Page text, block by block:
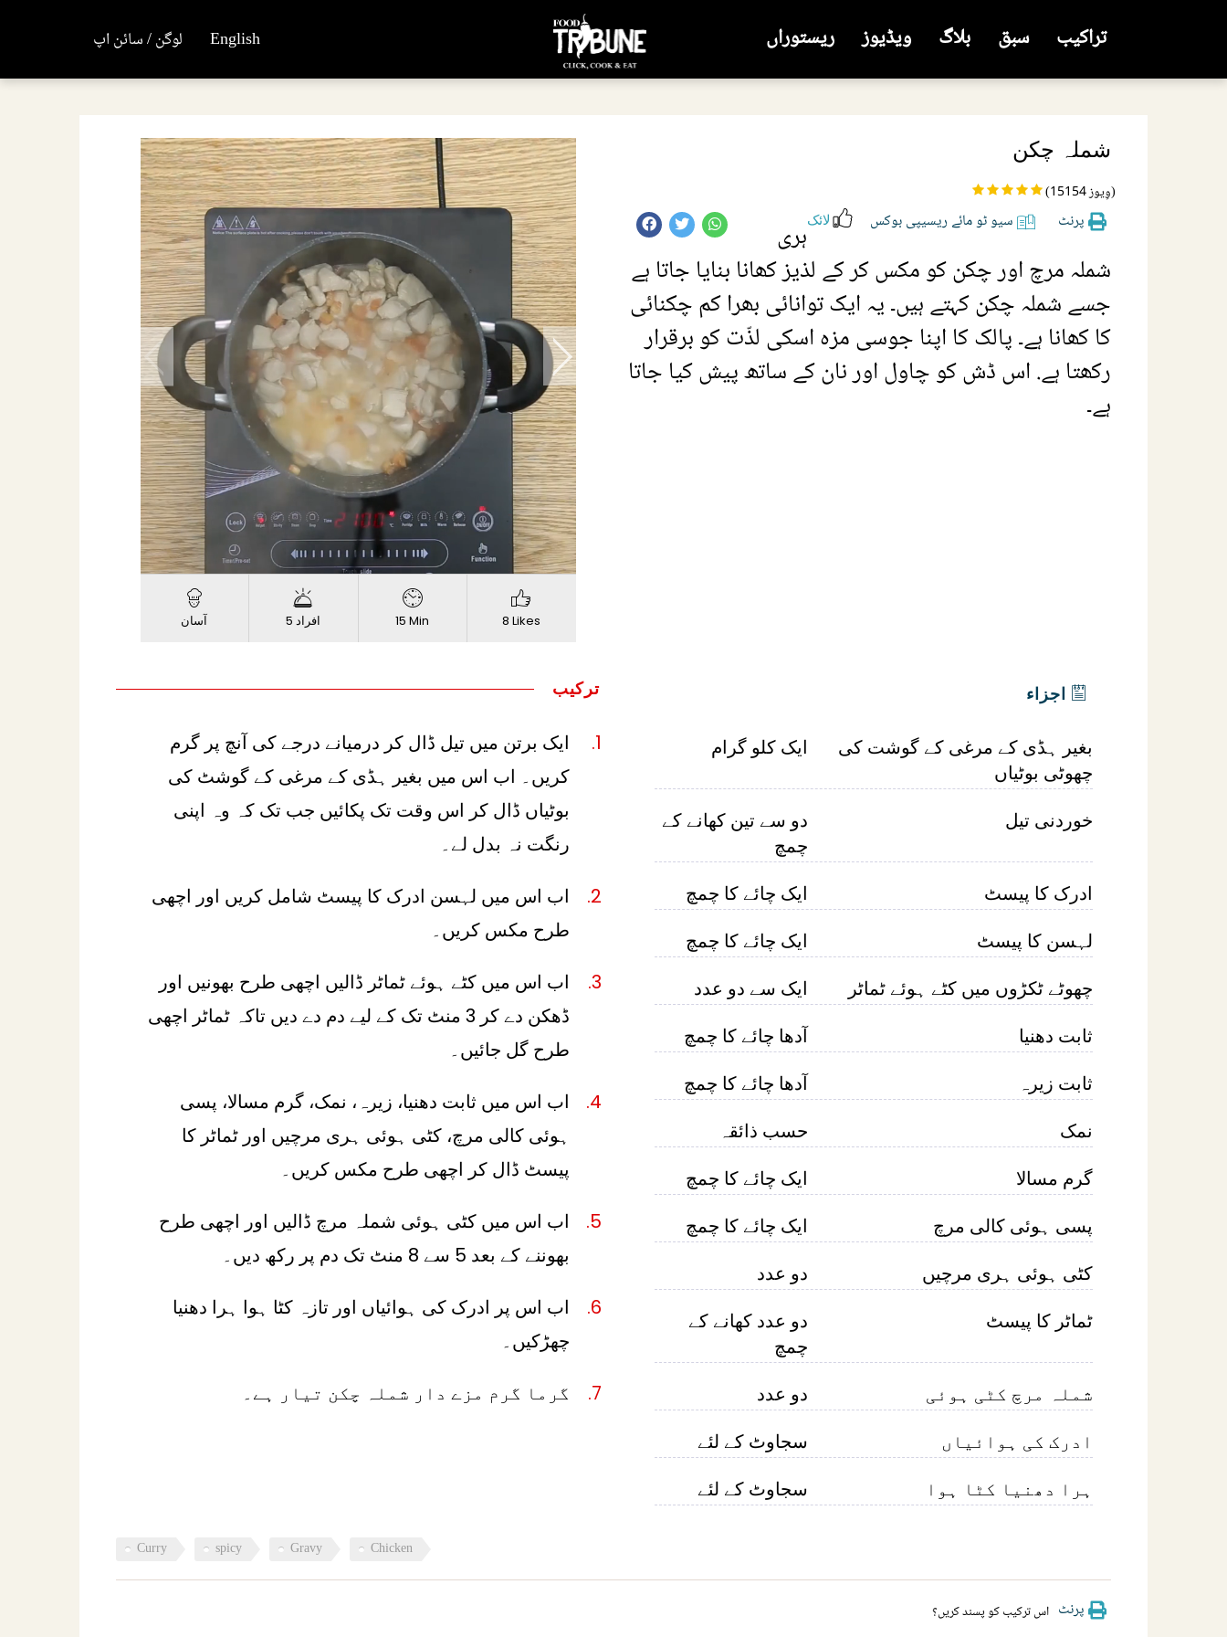
تراکیب سبق بلاگ ویڈیوز ریستوراں English لوگن / سائن اپ
شملہ چکن
(15154 وِیوز)
پرنٹ سیو ٹو مائے ریسیپی بوکس لائکہری
شملہ مرچ اور چکن کو مکس کر کے لذیز کھانا بنایا جاتا ہے
جسے شملہ چکن کہتے ہیں۔ یہ ایک توانائی بھرا کم چکنائی
کا کھانا ہے۔ پالک کا اپنا جوسی مزہ اسکی لذّت کو برقرار
رکھتا ہے. اس ڈش کو چاول اور نان کے ساتھ پیش کیا جاتا
ہے۔
Unmute Loaded:
0%
Progress:
0% Quality
720p
آسان 5 افراد 15 Min 8 Likes
اجزاء
بغیر ہڈی کے مرغی کے گوشت کی
چھوٹی بوٹیاں
ایک کلو گرام
خوردنی تیل
دو سے تین کھانے کے
چمچ
ادرک کا پیسٹ
ایک چائے کا چمچ
لہسن کا پیسٹ
ایک چائے کا چمچ
چھوٹے ٹکڑوں میں کٹے ہوئے ٹماٹر
ایک سے دو عدد
ثابت دھنیا
آدھا چائے کا چمچ
ثابت زیرہ
آدھا چائے کا چمچ
نمک
حسب ذائقہ
گرم مسالا
ایک چائے کا چمچ
پسی ہوئی کالی مرچ
ایک چائے کا چمچ
کٹی ہوئی ہری مرچیں
دو عدد
ٹماٹر کا پیسٹ
دو عدد کھانے کے
چمچ
شملہ مرچ کٹی ہوئی
دو عدد
ادرک کی ہوائیاں
سجاوٹ کے لئے
ہرا دھنیا کٹا ہوا
سجاوٹ کے لئے
ترکیب
ایک برتن میں تیل ڈال کر درمیانے درجے کی آنچ پر گرم
کریں۔ اب اس میں بغیر ہڈی کے مرغی کے گوشٹ کی
بوٹیاں ڈال کر اس وقت تک پکائیں جب تک کہ وہ اپنی
رنگت نہ بدل لے۔
اب اس میں لہسن ادرک کا پیسٹ شامل کریں اور اچھی
طرح مکس کریں۔
اب اس میں کٹے ہوئے ٹماٹر ڈالیں اچھی طرح بھونیں اور
ڈھکن دے کر 3 منٹ تک کے لیے دم دے دیں تاکہ ٹماٹر اچھی
طرح گل جائیں۔
اب اس میں ثابت دھنیا، زیرہ، نمک، گرم مسالا، پسی
ہوئی کالی مرچ، کٹی ہوئی ہری مرچیں اور ٹماٹر کا
پیسٹ ڈال کر اچھی طرح مکس کریں۔
اب اس میں کٹی ہوئی شملہ مرچ ڈالیں اور اچھی طرح
بھوننے کے بعد 5 سے 8 منٹ تک دم پر رکھ دیں۔
اب اس پر ادرک کی ہوائیاں اور تازہ کٹا ہوا ہرا دھنیا
چھڑکیں۔
گرما گرم مزے دار شملہ چکن تیار ہے۔
Curry spicy Gravy Chicken
اس ترکیب کو پسند کریں؟ پرنٹ